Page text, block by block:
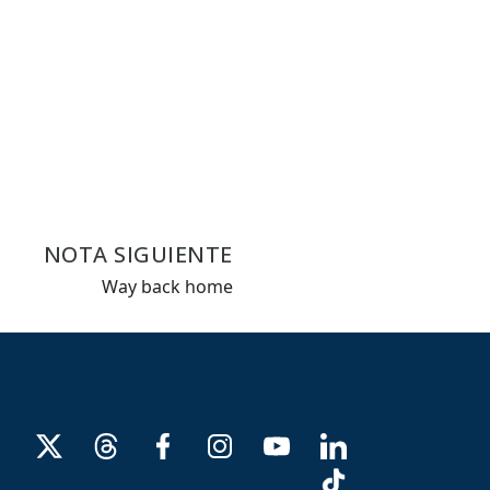
NOTA SIGUIENTE
Way back home